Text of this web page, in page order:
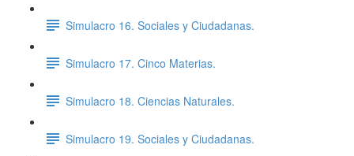
Simulacro 16. Sociales y Ciudadanas.
Simulacro 17. Cinco Materias.
Simulacro 18. Ciencias Naturales.
Simulacro 19. Sociales y Ciudadanas.